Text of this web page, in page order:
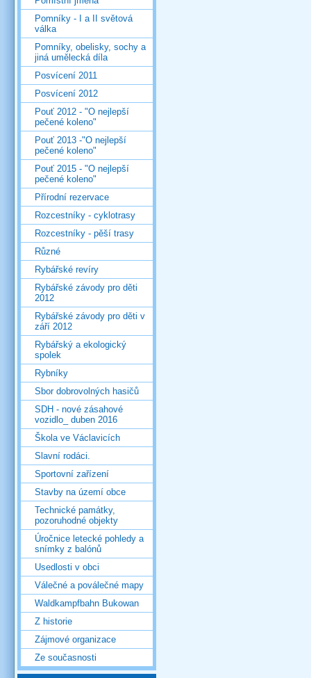
Pomníky - I a II světová
válka
Pomníky, obelisky, sochy a
jiná umělecká díla
Posvícení 2011
Posvícení 2012
Pouť 2012 - "O nejlepší
pečené koleno"
Pouť 2013 -"O nejlepší
pečené koleno"
Pouť 2015 - "O nejlepší
pečené koleno"
Přírodní rezervace
Rozcestníky - cyklotrasy
Rozcestníky - pěší trasy
Různé
Rybářské revíry
Rybářské závody pro děti
2012
Rybářské závody pro děti v
září 2012
Rybářský a ekologický
spolek
Rybníky
Sbor dobrovolných hasičů
SDH - nové zásahové
vozidlo_ duben 2016
Škola ve Václavicích
Slavní rodáci.
Sportovní zařízení
Stavby na území obce
Technické památky,
pozoruhodné objekty
Úročnice letecké pohledy a
snímky z balónů
Usedlosti v obci
Válečné a poválečné mapy
Waldkampfbahn Bukowan
Z historie
Zájmové organizace
Ze současnosti